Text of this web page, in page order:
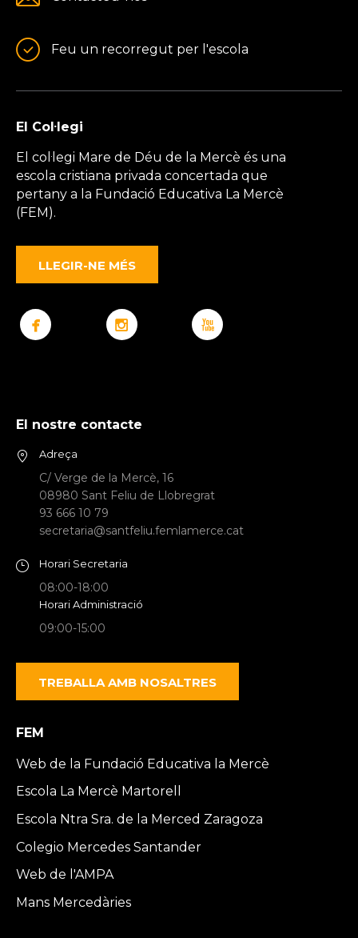
Feu un recorregut per l'escola
El Col·legi
El col·legi Mare de Déu de la Mercè és una
escola cristiana privada concertada que
pertany a la Fundació Educativa La Mercè
(FEM).
LLEGIR-NE MÉS
El nostre contacte
Adreça
C/ Verge de la Mercè, 16
08980 Sant Feliu de Llobregrat
93 666 10 79
secretaria@santfeliu.femlamerce.cat
Horari Secretaria
08:00-18:00
Horari Administració
09:00-15:00
TREBALLA AMB NOSALTRES
FEM
Web de la Fundació Educativa la Mercè
Escola La Mercè Martorell
Escola Ntra Sra. de la Merced Zaragoza
Colegio Mercedes Santander
Web de l'AMPA
Mans Mercedàries